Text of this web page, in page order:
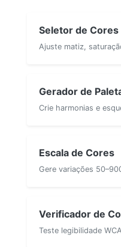
Seletor de Cores
Ajuste matiz,
Gerador de
Crie harmonias e
Escala de Cores
Gere variações
Verificador de
Teste legibilidade